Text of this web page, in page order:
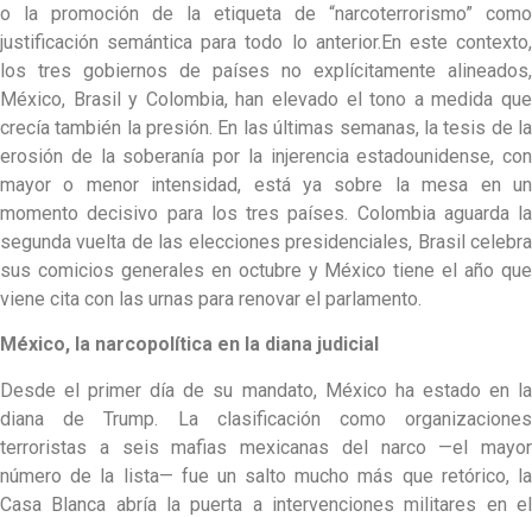
o la promoción de la etiqueta de “narcoterrorismo” como
justificación semántica para todo lo anterior.En este contexto,
los tres gobiernos de países no explícitamente alineados,
México, Brasil y Colombia, han elevado el tono a medida que
crecía también la presión. En las últimas semanas, la tesis de la
erosión de la soberanía por la injerencia estadounidense, con
mayor o menor intensidad, está ya sobre la mesa en un
momento decisivo para los tres países. Colombia aguarda la
segunda vuelta de las elecciones presidenciales, Brasil celebra
sus comicios generales en octubre y México tiene el año que
viene cita con las urnas para renovar el parlamento.
México, la narcopolítica en la diana judicial
Desde el primer día de su mandato, México ha estado en la
diana de Trump. La clasificación como organizaciones
terroristas a seis mafias mexicanas del narco —el mayor
número de la lista— fue un salto mucho más que retórico, la
Casa Blanca abría la puerta a intervenciones militares en el